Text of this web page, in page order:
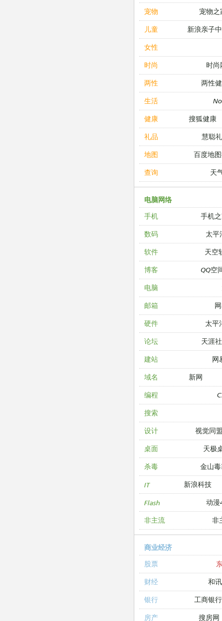
宠物 宠物之
儿童 新浪亲子
女性
时尚 时尚
两性 两性
生活
健康 搜狐健康
礼品 慧聪
地图 百度地
查询 天
电脑网络
手机
手机
数码 太平
软件 天空
博客 QQ空
电脑
邮箱
硬件 太平
论坛 天涯
建站 网
域名 新网
编程
搜索
设计 视觉同
桌面 天极
杀毒 金山
IT 新浪科技
Flash 动漫
非主流 非
商业经济
股票
财经 和
银行 工商银行
房产 搜房网